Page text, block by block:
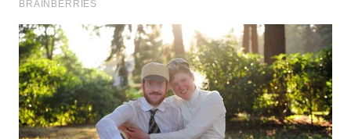
SUKABUMI
WN
PURWAKARTA
WN